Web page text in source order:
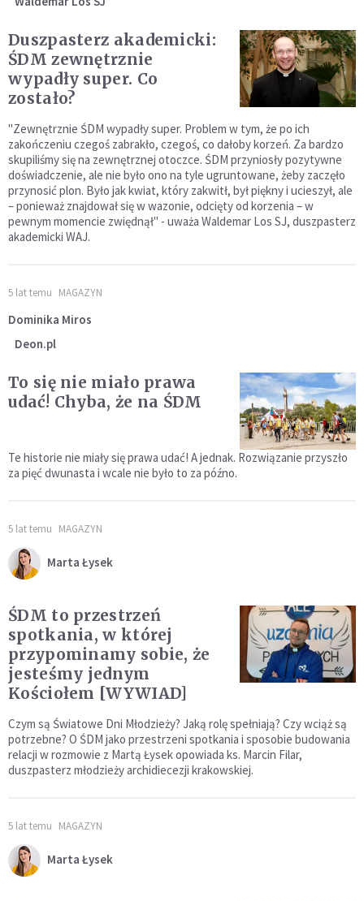
Duszpasterz akademicki:
ŚDM zewnętrznie
wypadły super. Co
zostało?
"Zewnętrznie ŚDM wypadły super. Problem w tym, że po ich
zakończeniu czegoś zabrakło, czegoś, co dałoby korzeń. Za bardzo
skupiliśmy się na zewnętrznej otoczce. ŚDM przyniosły pozytywne
doświadczenie, ale nie było ono na tyle ugruntowane, żeby zaczęło
przynosić plon. Było jak kwiat, który zakwitł, był piękny i ucieszył, ale
– ponieważ znajdował się w wazonie, odcięty od korzenia – w
pewnym momencie zwiędnął" - uważa Waldemar Los SJ, duszpasterz
akademicki WAJ.
5 lat temu MAGAZYN
Dominika Miros
Deon.pl
To się nie miało prawa
udać! Chyba, że na ŚDM
Te historie nie miały się prawa udać! A jednak. Rozwiązanie przyszło
za pięć dwunasta i wcale nie było to za późno.
5 lat temu MAGAZYN
Marta Łysek
ŚDM to przestrzeń
spotkania, w której
przypominamy sobie, że
jesteśmy jednym
Kościołem [WYWIAD]
Czym są Światowe Dni Młodzieży? Jaką rolę spełniają? Czy wciąż są
potrzebne? O ŚDM jako przestrzeni spotkania i sposobie budowania
relacji w rozmowie z Martą Łysek opowiada ks. Marcin Filar,
duszpasterz młodzieży archidiecezji krakowskiej.
5 lat temu MAGAZYN
Marta Łysek